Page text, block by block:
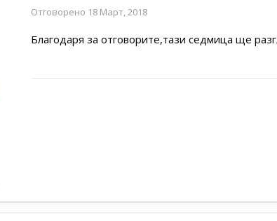
Отговорено 18 Март, 2018
Благодаря за отговорите,тази седмица ще